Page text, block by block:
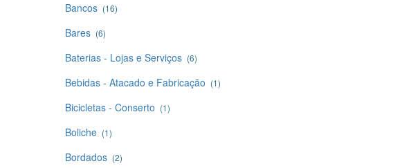
Bancos (16)
Bares (6)
Baterias - Lojas e Serviços (6)
Bebidas - Atacado e Fabricação (1)
Bicicletas - Conserto (1)
Boliche (1)
Bordados (2)